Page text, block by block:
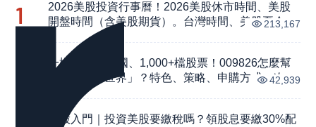
1
2026美股投資行事曆！2026美股休市時間、美股
開盤時間（含美股期貨）。台灣時間、美股夏令、
冬令時間交易對照表
213,167
一檔布局近40國、1,000+檔股票！009826怎麼幫
你「買下全世界」？特色、策略、申購方式一次42,939
美股入門｜投資美股要繳稅嗎？領股息要繳30%配